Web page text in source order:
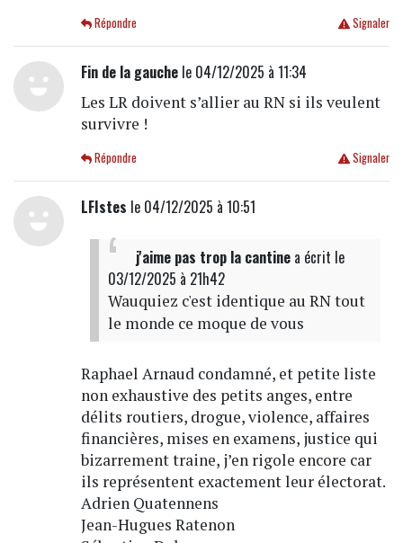
Signaler
Répondre
Fin de la gauchele 04/12/2025 à 11:34
Les LR doivent s’allier au RN si ils veulent
survivre !
Signaler
Répondre
LFIstes le 04/12/2025 à 10:51
j'aime pas trop la cantinea écrit le
03/12/2025 à 21h42
Wauquiez c'est identique au RN tout
le monde ce moque de vous
Raphael Arnaud condamné, et petite liste
non exhaustive des petits anges, entre
délits routiers, drogue, violence, affaires
financières, mises en examens, justice qui
bizarrement traine, j’en rigole encore car
ils représentent exactement leur électorat.
Adrien Quatennens
Jean-Hugues Ratenon